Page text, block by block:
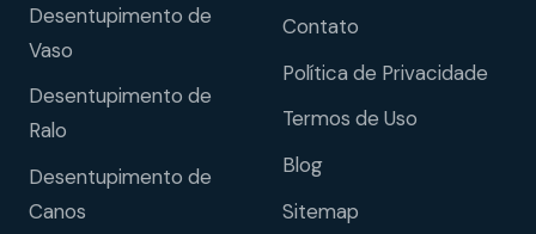
Desentupimento de
Vaso
Desentupimento de
Ralo
Desentupimento de
Canos
Contato
Política de Privacidade
Termos de Uso
Blog
Sitemap